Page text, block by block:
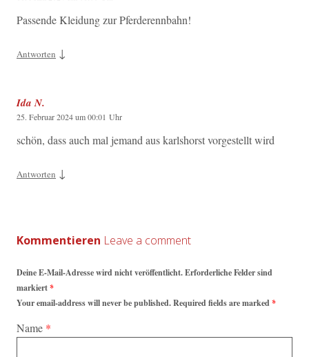
Passende Kleidung zur Pferderennbahn!
Antworten ↓
Ida N.
25. Februar 2024 um 00:01 Uhr
schön, dass auch mal jemand aus karlshorst vorgestellt wird
Antworten ↓
Kommentieren
Deine E-Mail-Adresse wird nicht veröffentlicht. Erforderliche Felder sind
markiert*
Your email-address will never be published. Required fields are marked*
Name *